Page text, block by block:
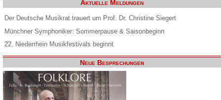
Aktuelle Meldungen
Der Deutsche Musikrat trauert um Prof. Dr. Christine Siegert
Münchner Symphoniker: Sommerpause & Saisonbeginn
22. Niederrhein Musikfestivals beginnt
Neue Besprechungen